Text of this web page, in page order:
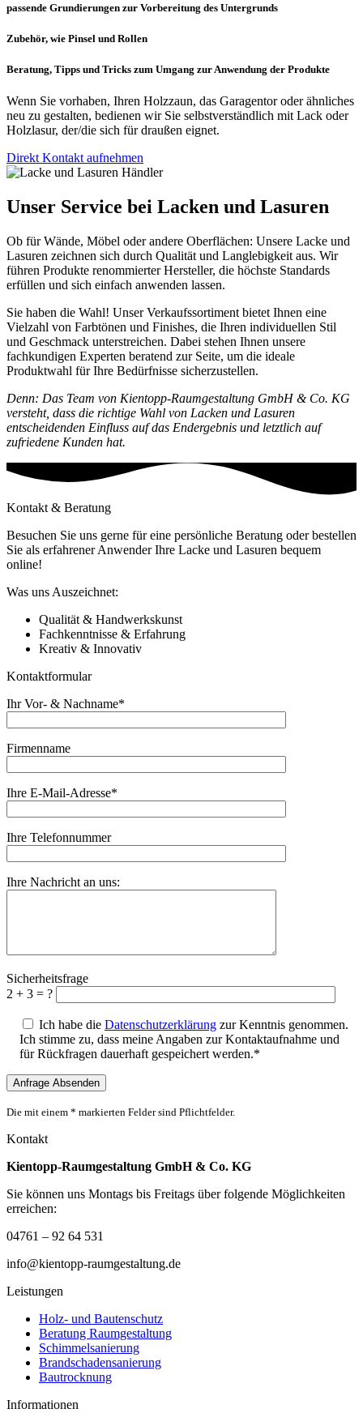
passende Grundierungen zur Vorbereitung des Untergrunds
Zubehör, wie Pinsel und Rollen
Beratung, Tipps und Tricks zum Umgang zur Anwendung der Produkte
Wenn Sie vorhaben, Ihren Holzzaun, das Garagentor oder ähnliches
neu zu gestalten, bedienen wir Sie selbstverständlich mit Lack oder
Holzlasur, der/die sich für draußen eignet.
Direkt Kontakt aufnehmen
Unser Service bei Lacken und Lasuren
Ob für Wände, Möbel oder andere Oberflächen: Unsere Lacke und
Lasuren zeichnen sich durch Qualität und Langlebigkeit aus. Wir
führen Produkte renommierter Hersteller, die höchste Standards
erfüllen und sich einfach anwenden lassen.
Sie haben die Wahl! Unser Verkaufssortiment bietet Ihnen eine
Vielzahl von Farbtönen und Finishes, die Ihren individuellen Stil
und Geschmack unterstreichen. Dabei stehen Ihnen unsere
fachkundigen Experten beratend zur Seite, um die ideale
Produktwahl für Ihre Bedürfnisse sicherzustellen.
Denn: Das Team von Kientopp-Raumgestaltung GmbH & Co. KG
versteht, dass die richtige Wahl von Lacken und Lasuren
entscheidenden Einfluss auf das Endergebnis und letztlich auf
zufriedene Kunden hat.
Kontakt & Beratung
Besuchen Sie uns gerne für eine persönliche Beratung oder bestellen
Sie als erfahrener Anwender Ihre Lacke und Lasuren bequem
online!
Was uns Auszeichnet:
Qualität & Handwerkskunst
Fachkenntnisse & Erfahrung
Kreativ & Innovativ
Kontaktformular
Ihr Vor- & Nachname*
Firmenname
Ihre E-Mail-Adresse*
Ihre Telefonnummer
Ihre Nachricht an uns:
Sicherheitsfrage
2 + 3 = ?
Ich habe die Datenschutzerklärung zur Kenntnis genommen.
Ich stimme zu, dass meine Angaben zur Kontaktaufnahme und
für Rückfragen dauerhaft gespeichert werden.*
Die mit einem * markierten Felder sind Pflichtfelder.
Kontakt
Kientopp-Raumgestaltung GmbH & Co. KG
Sie können uns Montags bis Freitags über folgende Möglichkeiten
erreichen:
04761 – 92 64 531
info@kientopp-raumgestaltung.de
Leistungen
Holz- und Bautenschutz
Beratung Raumgestaltung
Schimmelsanierung
Brandschadensanierung
Bautrocknung
Informationen